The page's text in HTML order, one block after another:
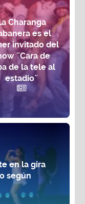
Charanga
es el
invitado del
¨Cara de
de la tele al
estadio¨
en la gira
según